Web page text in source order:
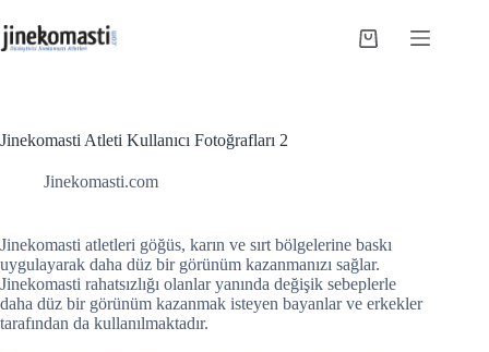
to
content
Shopping
Jinekomasti Atleti Kullanıcı Fotoğrafları 2
Jinekomasti.com
Jinekomasti atletleri göğüs, karın ve sırt bölgelerine baskı
uygulayarak daha düz bir görünüm kazanmanızı sağlar.
Jinekomasti rahatsızlığı olanlar yanında değişik sebeplerle
daha düz bir görünüm kazanmak isteyen bayanlar ve erkekler
tarafından da kullanılmaktadır.